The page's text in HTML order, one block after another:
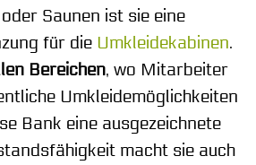
Saunen ist sie eine
für die Umkleidekabinen.
Bereichen, wo Mitarbeiter
Umkleidemöglichkeiten
Bank eine ausgezeichnete
macht sie auch